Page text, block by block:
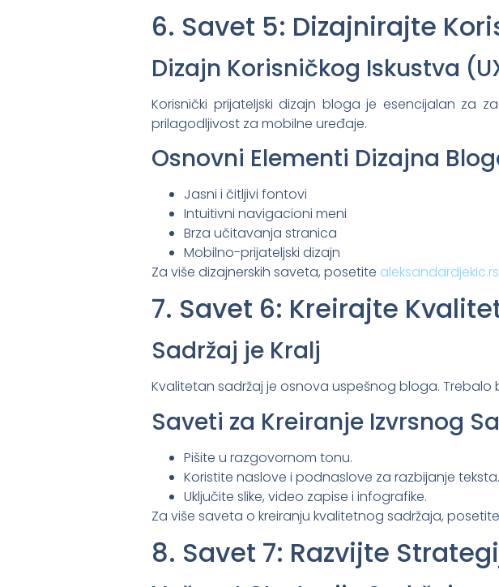
6. Savet 5: Dizajnirajte
Dizajn Korisničkog Iskustva
Korisnički prijateljski dizajn bloga je esencijalan za
prilagodljivost za mobilne uređaje.
Osnovni Elementi Dizajna
Jasni i čitljivi fontovi
Intuitivni navigacioni meni
Brza učitavanja stranica
Mobilno-prijateljski dizajn
Za više dizajnerskih saveta, posetite aleksandardjekic.rs
7. Savet 6: Kreirajte
Sadržaj je Kralj
Kvalitetan sadržaj je osnova uspešnog bloga.
Saveti za Kreiranje Izvrsnog
Pišite u razgovornom tonu.
Koristite naslove i podnaslove za razbijanje teksta.
Uključite slike, video zapise i infografike.
Za više saveta o kreiranju kvalitetnog sadržaja, posetite
8. Savet 7: Razvijte